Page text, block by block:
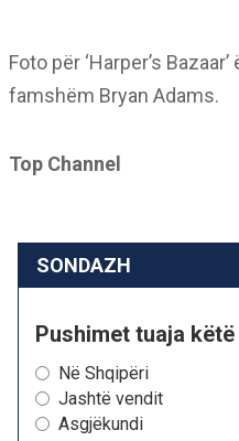
Foto për ‘Harper’s
famshëm Bryan Adams.
Top Channel
SONDAZH
Pushimet tuaja
Në Shqipëri
Jashtë vendit
Asgjëkundi